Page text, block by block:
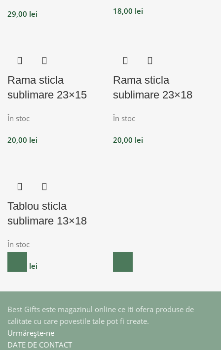
29,00 lei 18,00 lei
Rama sticla
sublimare 23×15
În stoc
20,00 lei
Rama sticla
sublimare 23×18
În stoc
20,00 lei
Tablou sticla
sublimare 13×18
În stoc
lei
Best Gifts este magazinul online ce iti ofera produse de
calitate cu care povestile tale pot fi create.
Urmărește-ne
DATE DE CONTACT